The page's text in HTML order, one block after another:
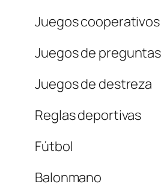
Juegos cooperativos
Juegos de preguntas
Juegos de destreza
Reglas deportivas
Fútbol
Balonmano